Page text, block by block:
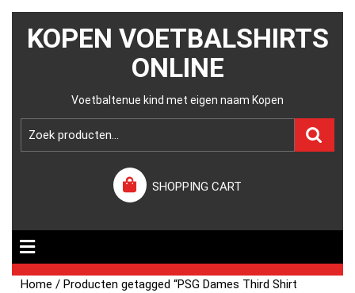
KOPEN VOETBALSHIRTS
ONLINE
Voetbaltenue kind met eigen naam Kopen
SHOPPING CART
Home / Producten getagged “PSG Dames Third Shirt